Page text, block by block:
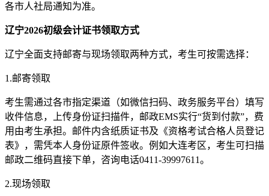
各市人社局通知为准。
辽宁2026初级会计证书领取方式
辽宁全面支持邮寄与现场领取两种方式，考生可按需选择：
1.邮寄领取
考生需通过各市指定渠道（如微信扫码、政务服务平台）填写
收件信息，上传身份证扫描件，邮政EMS实行“货到付款”，费
用由考生承担。邮件内含纸质证书及《资格考试合格人员登记
表》，需凭本人身份证原件签收。例如大连考区，考生可扫描
邮政二维码直接下单，咨询电话0411-39997611。
2.现场领取